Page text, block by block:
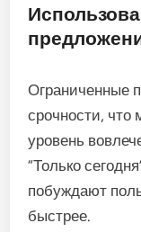
Ограниченные
срочности, что
уровень
“Только
побуждают
быстрее.